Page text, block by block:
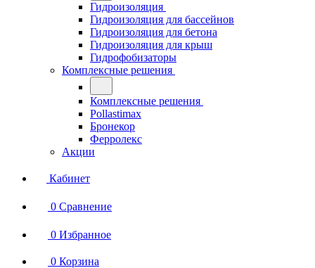
Гидроизоляция
Гидроизоляция для бассейнов
Гидроизоляция для бетона
Гидроизоляция для крыш
Гидрофобизаторы
Комплексные решения
Комплексные решения
Pollastimax
Бронекор
Ферролекс
Акции
Кабинет
0 Сравнение
0 Избранное
0 Корзина